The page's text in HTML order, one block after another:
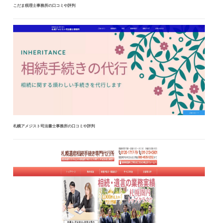
こだま税理士事務所の口コミや評判
札幌アメジスト司法書士事務所の口コミや評判